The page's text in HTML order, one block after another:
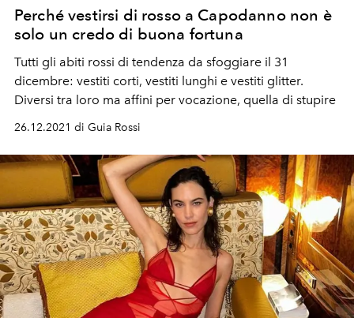
Perché vestirsi di rosso a Capodanno non è
solo un credo di buona fortuna
Tutti gli abiti rossi di tendenza da sfoggiare il 31
dicembre: vestiti corti, vestiti lunghi e vestiti glitter.
Diversi tra loro ma affini per vocazione, quella di stupire
26.12.2021 di Guia Rossi